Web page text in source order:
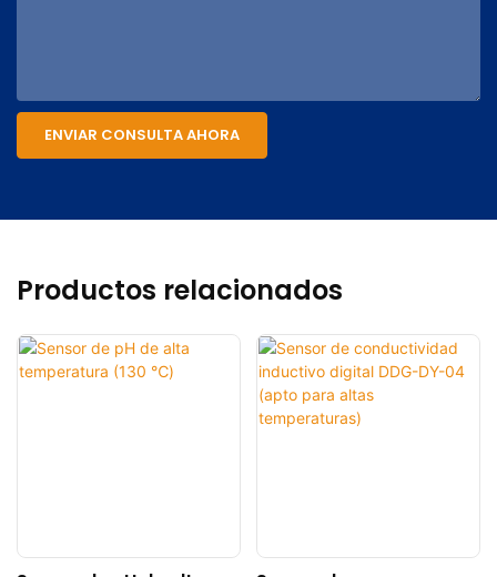
ENVIAR CONSULTA AHORA
Productos relacionados